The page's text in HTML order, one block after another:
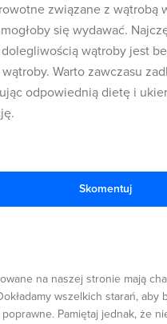
związane z wątrobą
się wydawać.
wątroby jest
Warto zawczasu
odpowiednią dietę i
na naszej stronie mają
wszelkich starań, aby
Pamiętaj jednak, że
Skomentuj